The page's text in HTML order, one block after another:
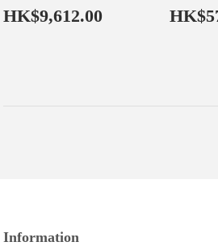
Regular
price
HK$9,612.00
price
Information